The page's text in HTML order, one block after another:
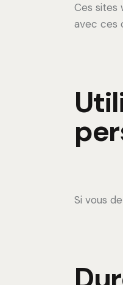
Ces sites
avec ces
Si vous